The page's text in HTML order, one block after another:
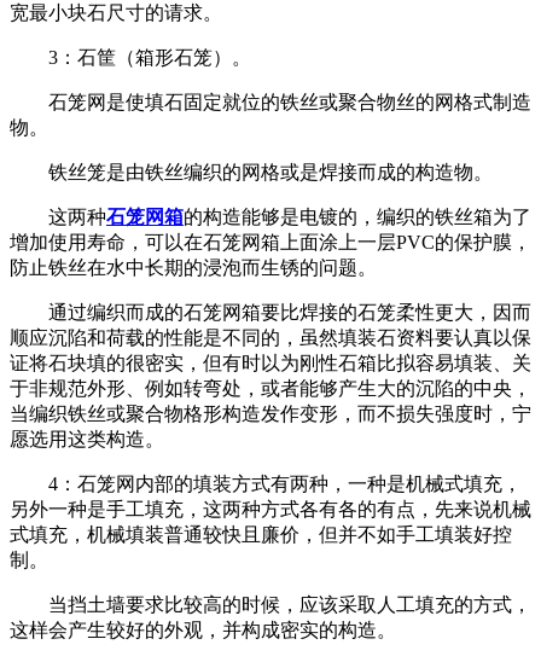
宽最小块石尺寸的请求。
3：石筐（箱形石笼）。
石笼网是使填石固定就位的铁丝或聚合物丝的网格式制造
物。
铁丝笼是由铁丝编织的网格或是焊接而成的构造物。
这两种石笼网箱的构造能够是电镀的，编织的铁丝箱为了
增加使用寿命，可以在石笼网箱上面涂上一层PVC的保护膜，
防止铁丝在水中长期的浸泡而生锈的问题。
通过编织而成的石笼网箱要比焊接的石笼柔性更大，因而
顺应沉陷和荷载的性能是不同的，虽然填装石资料要认真以保
证将石块填的很密实，但有时以为刚性石箱比拟容易填装、关
于非规范外形、例如转弯处，或者能够产生大的沉陷的中央，
当编织铁丝或聚合物格形构造发作变形，而不损失强度时，宁
愿选用这类构造。
4：石笼网内部的填装方式有两种，一种是机械式填充，
另外一种是手工填充，这两种方式各有各的有点，先来说机械
式填充，机械填装普通较快且廉价，但并不如手工填装好控
制。
当挡土墙要求比较高的时候，应该采取人工填充的方式，
这样会产生较好的外观，并构成密实的构造。